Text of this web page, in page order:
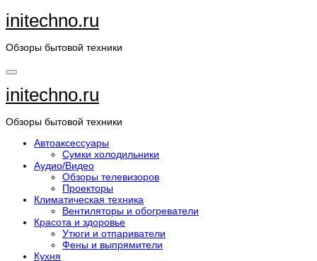
Перейти
кinitechno.ru
Обзоры бытовой техники
initechno.ru
Обзоры бытовой техники
Автоаксессуары
Сумки холодильники
Аудио/Видео
Обзоры телевизоров
Проекторы
Климатическая техника
Вентиляторы и обогреватели
Красота и здоровье
Утюги и отпариватели
Фены и выпрямители
Кухня